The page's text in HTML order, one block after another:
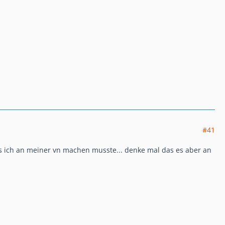
#41
an meiner vn machen musste... denke mal das es aber an